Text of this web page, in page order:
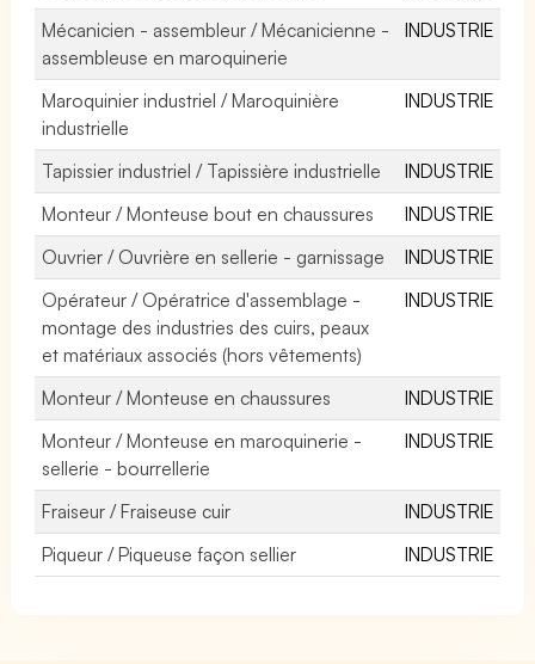
Mécanicien - assembleur / Mécanicienne -
assembleuse en maroquinerie
INDUSTRIE
Maroquinier industriel / Maroquinière
industrielle
INDUSTRIE
Tapissier industriel / Tapissière industrielle
INDUSTRIE
Monteur / Monteuse bout en chaussures
INDUSTRIE
Ouvrier / Ouvrière en sellerie - garnissage
INDUSTRIE
Opérateur / Opératrice d'assemblage -
montage des industries des cuirs, peaux
et matériaux associés (hors vêtements)
INDUSTRIE
Monteur / Monteuse en chaussures
INDUSTRIE
Monteur / Monteuse en maroquinerie -
sellerie - bourrellerie
INDUSTRIE
Fraiseur / Fraiseuse cuir
INDUSTRIE
Piqueur / Piqueuse façon sellier
INDUSTRIE